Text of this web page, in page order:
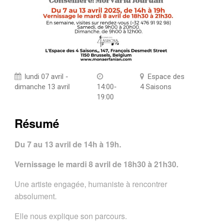
lundi 07 avril -
dimanche 13 avril
14:00-
19:00
Espace des
4 Saisons
Résumé
Du 7 au 13 avril de 14h à 19h.
Vernissage le mardi 8 avril de 18h30 à 21h30.
Une artiste engagée, humaniste à rencontrer
absolument.
Elle nous explique son parcours.